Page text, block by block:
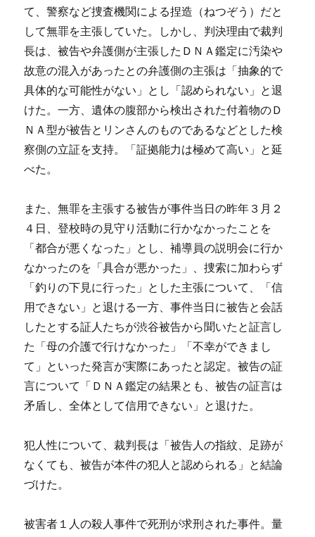
て、警察など捜査機関による捏造（ねつぞう）だと
して無罪を主張していた。しかし、判決理由で裁判
長は、被告や弁護側が主張したＤＮＡ鑑定に汚染や
故意の混入があったとの弁護側の主張は「抽象的で
具体的な可能性がない」とし「認められない」と退
けた。一方、遺体の腹部から検出された付着物のＤ
ＮＡ型が被告とリンさんのものであるなどとした検
察側の立証を支持。「証拠能力は極めて高い」と延
べた。
また、無罪を主張する被告が事件当日の昨年３月２
４日、登校時の見守り活動に行かなかったことを
「都合が悪くなった」とし、補導員の説明会に行か
なかったのを「具合が悪かった」、捜索に加わらず
「釣りの下見に行った」とした主張について、「信
用できない」と退ける一方、事件当日に被告と会話
したとする証人たちが渋谷被告から聞いたと証言し
た「母の介護で行けなかった」「不幸ができまし
て」といった発言が実際にあったと認定。被告の証
言について「ＤＮＡ鑑定の結果とも、被告の証言は
矛盾し、全体として信用できない」と退けた。
犯人性について、裁判長は「被告人の指紋、足跡が
なくても、被告が本件の犯人と認められる」と結論
づけた。
被害者１人の殺人事件で死刑が求刑された事件。量